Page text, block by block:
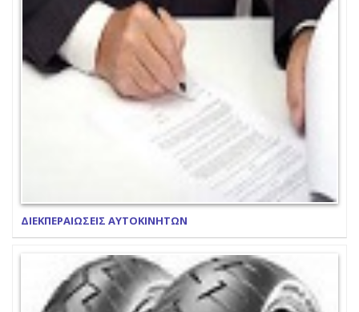
ΔΙΕΚΠΕΡΑΙΩΣΕΙΣ ΑΥΤΟΚΙΝΗΤΩΝ